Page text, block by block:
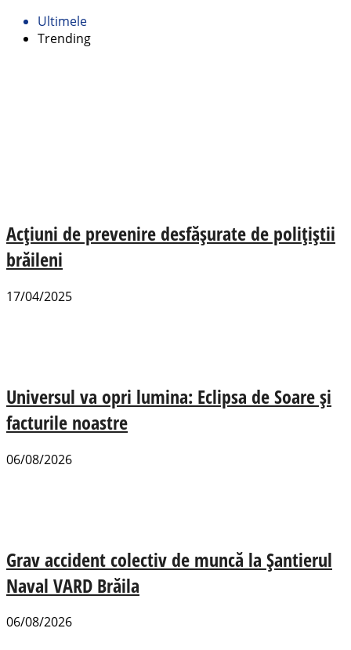
Ultimele
Trending
Acțiuni de prevenire desfășurate de polițiștii
brăileni
17/04/2025
Universul va opri lumina: Eclipsa de Soare și
facturile noastre
06/08/2026
Grav accident colectiv de muncă la Șantierul
Naval VARD Brăila
06/08/2026